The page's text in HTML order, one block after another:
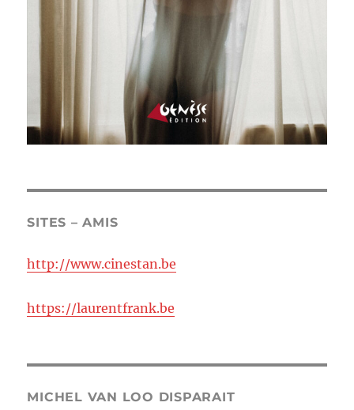
SITES – AMIS
http://www.cinestan.be
https://laurentfrank.be
MICHEL VAN LOO DISPARAIT